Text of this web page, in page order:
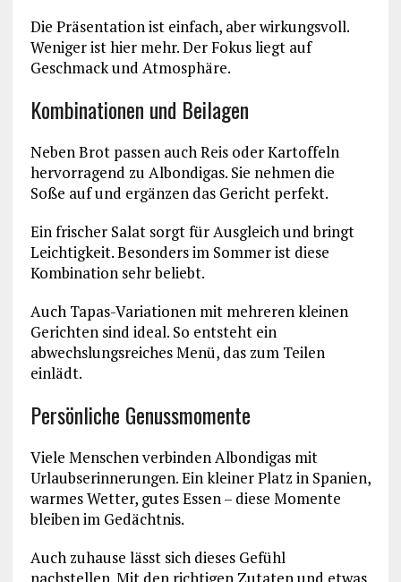
Die Präsentation ist einfach, aber wirkungsvoll.
Weniger ist hier mehr. Der Fokus liegt auf
Geschmack und Atmosphäre.
Kombinationen und Beilagen
Neben Brot passen auch Reis oder Kartoffeln
hervorragend zu Albondigas. Sie nehmen die
Soße auf und ergänzen das Gericht perfekt.
Ein frischer Salat sorgt für Ausgleich und bringt
Leichtigkeit. Besonders im Sommer ist diese
Kombination sehr beliebt.
Auch Tapas-Variationen mit mehreren kleinen
Gerichten sind ideal. So entsteht ein
abwechslungsreiches Menü, das zum Teilen
einlädt.
Persönliche Genussmomente
Viele Menschen verbinden Albondigas mit
Urlaubserinnerungen. Ein kleiner Platz in Spanien,
warmes Wetter, gutes Essen – diese Momente
bleiben im Gedächtnis.
Auch zuhause lässt sich dieses Gefühl